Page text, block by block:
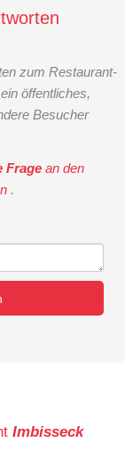
zum Restaurant-
öffentliches,
Besucher
Frage an den
.
Imbisseck